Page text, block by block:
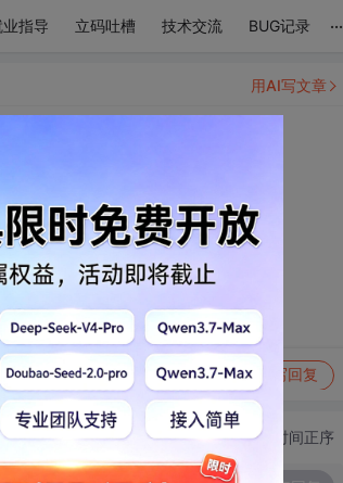
指导 立码吐槽 技术交流 BUG记录 ...
举报 写回复
用AI写文章
切换为时间正序